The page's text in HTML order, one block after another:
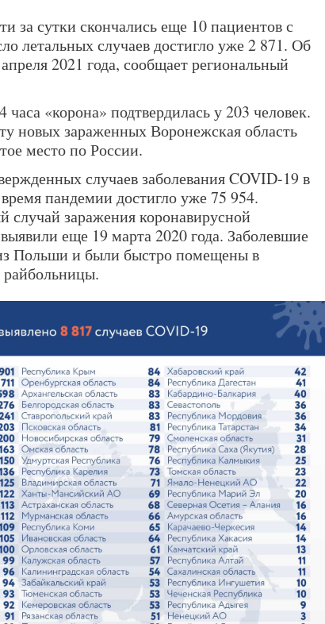
за сутки скончались еще 10 пациентов с
летальных случаев достигло уже 2 871. Об
2021 года, сообщает региональный
«корона» подтвердилась у 203 человек.
новых зараженных Воронежская область
место по России.
случаев заболевания COVID-19 в
пандемии достигло уже 75 954.
заражения коронавирусной
еще 19 марта 2020 года. Заболевшие
Польши и были быстро помещены в